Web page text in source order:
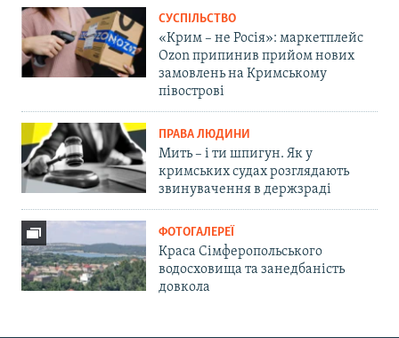
СУСПІЛЬСТВО
«Крим – не Росія»: маркетплейс
Ozon припинив прийом нових
замовлень на Кримському
півострові
ПРАВА ЛЮДИНИ
Мить – і ти шпигун. Як у
кримських судах розглядають
звинувачення в держзраді
ФОТОГАЛЕРЕЇ
Краса Сімферопольського
водосховища та занедбаність
довкола